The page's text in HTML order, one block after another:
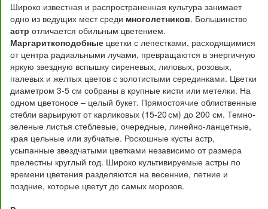
Широко известная и распространенная культура занимает
одно из ведущих мест среди многолетников. Большинство
астр отличается обильным цветением.
Маргариткоподобные цветки с лепестками, расходящимися
от центра радиальными лучами, превращаются в энергичную
яркую звездную вспышку сиреневых, лиловых, розовых,
палевых и желтых цветов с золотистыми серединками. Цветки
диаметром 3-5 см собраны в крупные кисти или метелки. На
одном цветоносе – целый букет. Прямостоячие облиственные
стебли варьируют от карликовых (15-20 см) до 200 см. Темно-
зеленые листья стеблевые, очередные, линейно-ланцетные,
края цельные или зубчатые. Роскошные кусты астр,
усыпанные звездчатыми цветками независимо от размера
прелестны круглый год. Широко культивируемые астры по
времени цветения разделяются на весенние, летние и
поздние, которые цветут до самых морозов.